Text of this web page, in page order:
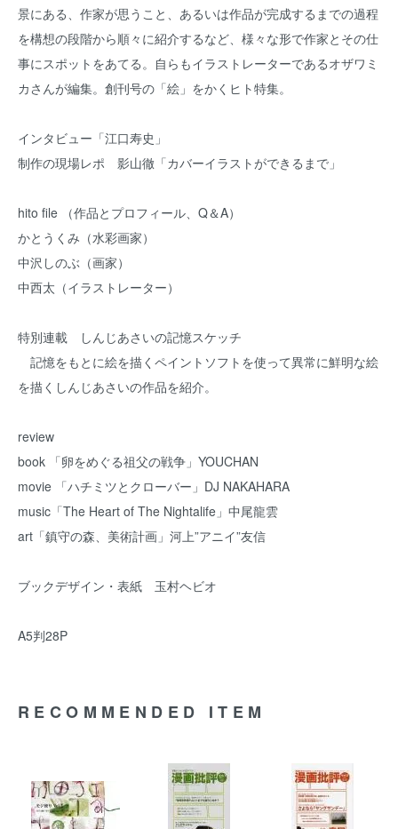
景にある、作家が思うこと、あるいは作品が完成するまでの過程
を構想の段階から順々に紹介するなど、様々な形で作家とその仕
事にスポットをあてる。自らもイラストレーターであるオザワミ
カさんが編集。創刊号の「絵」をかくヒト特集。
インタビュー「江口寿史」
制作の現場レポ 影山徹「カバーイラストができるまで」
hito file （作品とプロフィール、Q＆A）
かとうくみ（水彩画家）
中沢しのぶ（画家）
中西太（イラストレーター）
特別連載 しんじあさいの記憶スケッチ
記憶をもとに絵を描くペイントソフトを使って異常に鮮明な絵
を描くしんじあさいの作品を紹介。
review
book 「卵をめぐる祖父の戦争」YOUCHAN
movie 「ハチミツとクローバー」DJ NAKAHARA
music「The Heart of The Nightalife」中尾龍雲
art「鎮守の森、美術計画」河上”アニイ”友信
ブックデザイン・表紙 玉村ヘビオ
A5判28P
RECOMMENDED ITEM